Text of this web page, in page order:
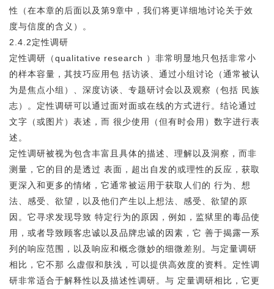
性（在本章的后面以及第9章中，我们将更详细地讨论关于效
度与信度的含义）。
2.4.2定性调研
定性调研（qualitative research ）非常明显地只包括非常小
的样本容量，其技巧应用包 括访谈、通过小组讨论（通常被认
为是焦点小组）、深度访谈、专题研讨会以及观察（包括 民族
志）。定性调研可以通过面对面或在线的方式进行。结论通过
文字（或图片）表述，而 很少使用（但有时会用）数字进行表
述。
定性调研被视为包含丰富且具体的描述、理解以及洞察，而非
测量，它的目的是透过 表面，超出自发的或理性的反应，获取
更深入和更多的情绪，它通常被运用于获取人们的 行为、想
法、感受、欲望，以及他们产生以上想法、感受、欲望的原
因。它寻求发现导致 特定行为的原因，例如，监狱里的毒品使
用，或者导致顾客忠诚以及品牌忠诚的因素，它 善于揭露一系
列的响应范围，以及响应和概念微妙的细微差别。与定量调研
相比，它不那 么虚假和肤浅，可以提供高效度的资料。定性调
研非常适合于解释性以及描述性调研。与 定量调研相比，它更